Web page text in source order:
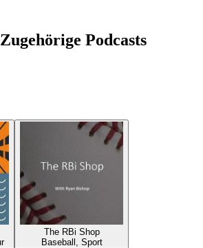
Podcasts
The RBi Shop
Baseball, Sport